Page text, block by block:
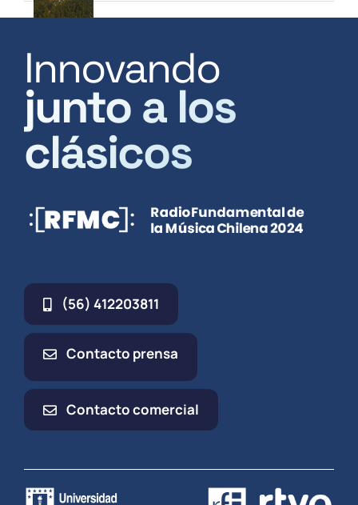
Innovando
junto a los
clásicos
(56) 412203811
Contacto prensa
Contacto comercial